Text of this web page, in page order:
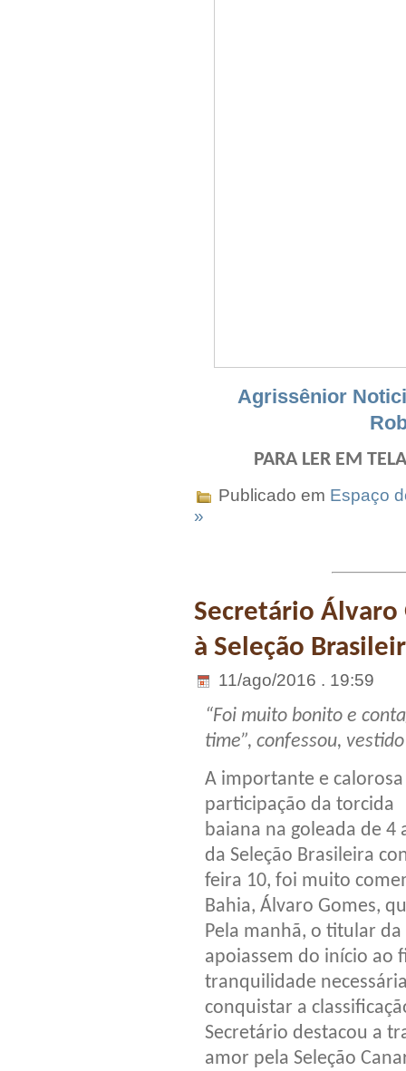
Agrissênior
PARA LER EM
Publicado em Espaço
»
Secretário Álvaro
à Seleção
11/ago/2016 . 19:59
“Foi muito bonito e
time”, confessou,
A importante e calorosa
participação da torcida
baiana na goleada de 4
da Seleção Brasileira
feira 10, foi muito
Bahia, Álvaro Gomes,
Pela manhã, o titular
apoiassem do início ao
tranquilidade
conquistar a
Secretário destacou a
amor pela Seleção